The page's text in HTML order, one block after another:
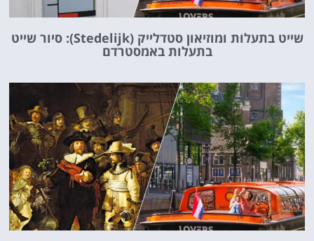
שייט בתעלות ומוזיאון סטדלייק (Stedelijk): סיור שייט
בתעלות באמסטרדם